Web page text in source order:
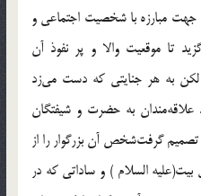
جهت مبارزه با شخصيت اجتماعى و
تا موقعيت والا و پر نفوذ آن
لكن به هر جنايتى كه دست مى‌زد
به حضرت و شيفتگان
گرفت‌شخص آن بزرگوار را از
بيت(علیه السلام )‌ و ساداتى كه در